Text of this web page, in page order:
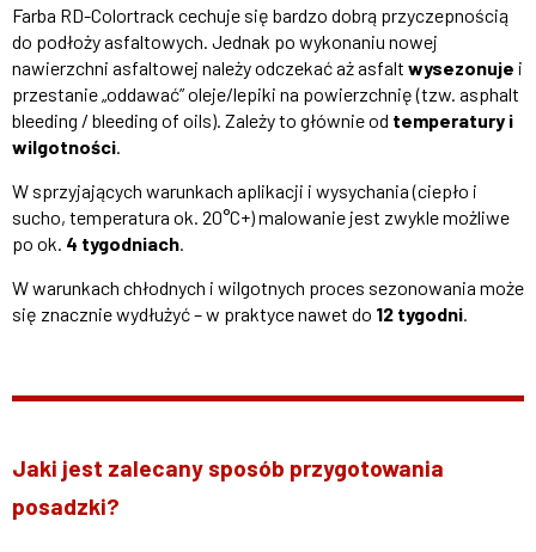
Farba RD-Colortrack cechuje się bardzo dobrą przyczepnością
do podłoży asfaltowych. Jednak po wykonaniu nowej
nawierzchni asfaltowej należy odczekać aż asfalt wysezonuje i
przestanie „oddawać” oleje/lepiki na powierzchnię (tzw. asphalt
bleeding / bleeding of oils). Zależy to głównie od temperatury i
wilgotności.
W sprzyjających warunkach aplikacji i wysychania (ciepło i
sucho, temperatura ok. 20°C+) malowanie jest zwykle możliwe
po ok. 4 tygodniach.
W warunkach chłodnych i wilgotnych proces sezonowania może
się znacznie wydłużyć – w praktyce nawet do 12 tygodni.
Jaki jest zalecany sposób przygotowania
posadzki?